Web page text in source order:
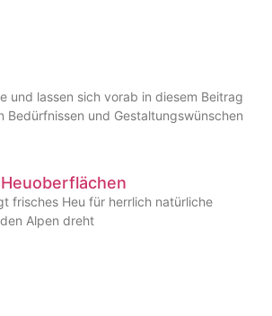
und lassen sich vorab in diesem Beitrag
Bedürfnissen und Gestaltungswünschen
frisches Heu für herrlich natürliche
Alpen dreht